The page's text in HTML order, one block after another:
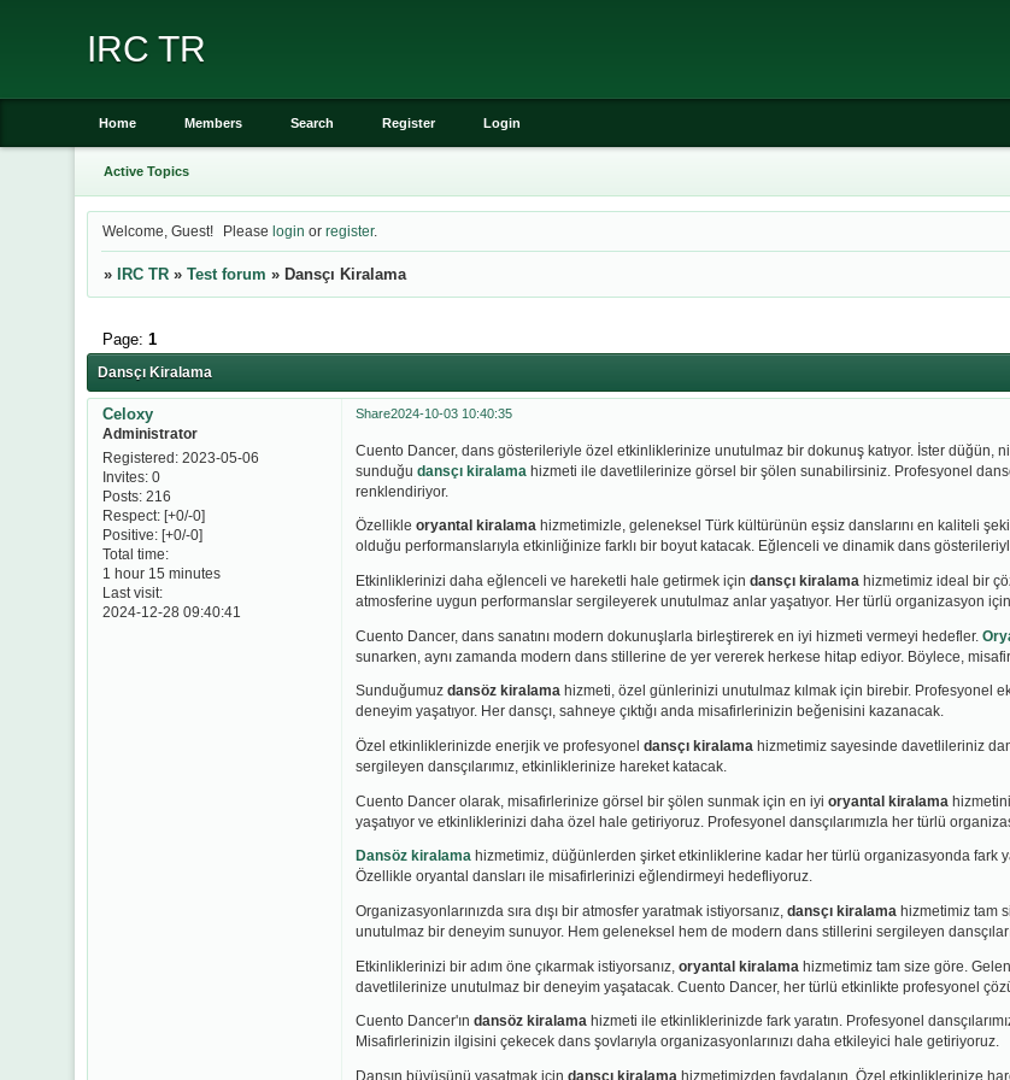
IRC TR
Home Members Search Register Login
Active Topics
Welcome, Guest! Pleaselogin orregister.
» IRC TR » Test forum » Dansçı Kiralama
Dansçı Kiralama
Page: 1
Share2024-10-03 10:40:35
Celoxy
Administrator
Registered : 2023-05-06
Invites:0
Posts:216
Respect: [+0/-0]
Positive: [+0/-0]
Total time:
1 hour 15 minutes
Last visit:
2024-12-28 09:40:41
Cuento Dancer, dans gösterileriyle özel etkinliklerinize unutulmaz bir dokunuş katıyor. İster düğün,
sunduğudansçı kiralama hizmeti ile davetlilerinize görsel bir şölen sunabilirsiniz. Profesyonel
renklendiriyor.
Özellikleoryantal kiralama hizmetimizle, geleneksel Türk kültürünün eşsiz danslarını en kaliteli
olduğu performanslarıyla etkinliğinize farklı bir boyut katacak. Eğlenceli ve dinamik dans
Etkinliklerinizi daha eğlenceli ve hareketli hale getirmek içindansçı kiralama hizmetimiz ideal bir
atmosferine uygun performanslar sergileyerek unutulmaz anlar yaşatıyor. Her türlü organizasyon
Cuento Dancer, dans sanatını modern dokunuşlarla birleştirerek en iyi hizmeti vermeyi hedefler.
sunarken, aynı zamanda modern dans stillerine de yer vererek herkese hitap ediyor. Böylece,
Sunduğumuzdansöz kiralama hizmeti, özel günlerinizi unutulmaz kılmak için birebir. Profesyonel
deneyim yaşatıyor. Her dansçı, sahneye çıktığı anda misafirlerinizin beğenisini kazanacak.
Özel etkinliklerinizde enerjik ve profesyoneldansçı kiralama hizmetimiz sayesinde davetlileriniz
sergileyen dansçılarımız, etkinliklerinize hareket katacak.
Cuento Dancer olarak, misafirlerinize görsel bir şölen sunmak için en iyioryantal kiralama
yaşatıyor ve etkinliklerinizi daha özel hale getiriyoruz. Profesyonel dansçılarımızla her türlü
Dansöz kiralama hizmetimiz, düğünlerden şirket etkinliklerine kadar her türlü organizasyonda fark
Özellikle oryantal dansları ile misafirlerinizi eğlendirmeyi hedefliyoruz.
Organizasyonlarınızda sıra dışı bir atmosfer yaratmak istiyorsanız,dansçı kiralama hizmetimiz tam
unutulmaz bir deneyim sunuyor. Hem geleneksel hem de modern dans stillerini sergileyen
Etkinliklerinizi bir adım öne çıkarmak istiyorsanız,oryantal kiralama hizmetimiz tam size göre.
davetlilerinize unutulmaz bir deneyim yaşatacak. Cuento Dancer, her türlü etkinlikte profesyonel
Cuento Dancer'ındansöz kiralama hizmeti ile etkinliklerinizde fark yaratın. Profesyonel
Misafirlerinizin ilgisini çekecek dans şovlarıyla organizasyonlarınızı daha etkileyici hale getiriyoruz.
Dansın büyüsünü yaşatmak içindansçı kiralama hizmetimizden faydalanın. Özel etkinliklerinize